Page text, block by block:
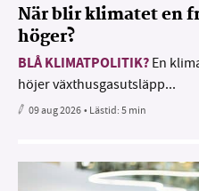
När blir klimatet en
höger?
BLÅ KLIMATPOLITIK? En
höjer växthusgasutsläpp...
09 aug 2026• Lästid:5 min